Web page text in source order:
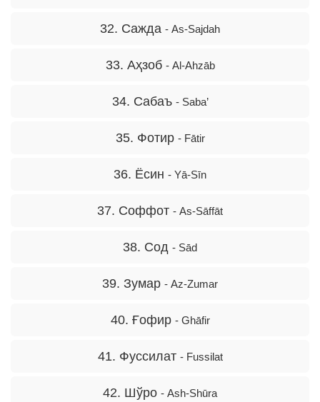
32. Сажда - As-Sajdah
33. Аҳзоб - Al-Ahzāb
34. Сабаъ - Saba’
35. Фотир - Fātir
36. Ёсин - Yā-Sīn
37. Соффот - As-Sāffāt
38. Сод - Sād
39. Зумар - Az-Zumar
40. Ғофир - Ghāfir
41. Фуссилат - Fussilat
42. Шўро - Ash-Shūra